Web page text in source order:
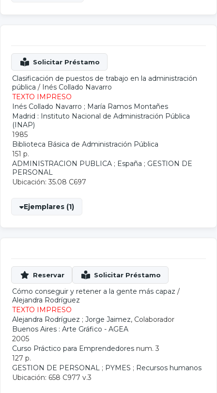
Clasificación de puestos de trabajo en la administración
pública / Inés Collado Navarro
TEXTO IMPRESO
Inés Collado Navarro ; María Ramos Montañes
Madrid : Instituto Nacional de Administración Pública
(INAP)
1985
Biblioteca Básica de Administración Pública
151 p.
ADMINISTRACION PUBLICA ; España ; GESTION DE
PERSONAL
Ubicación: 35.08 C697
Ejemplares (1)
Cómo conseguir y retener a la gente más capaz /
Alejandra Rodríguez
TEXTO IMPRESO
Alejandra Rodríguez ; Jorge Jaimez, Colaborador
Buenos Aires : Arte Gráfico - AGEA
2005
Curso Práctico para Emprendedores num. 3
127 p.
GESTION DE PERSONAL ; PYMES ; Recursos humanos
Ubicación: 658 C977 v.3